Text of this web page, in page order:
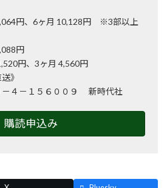
円、6ヶ月 10,128円 ※3部以上
円
円、3ヶ月 4,560円
》
４－１５６００９ 新時代社
購読申込み